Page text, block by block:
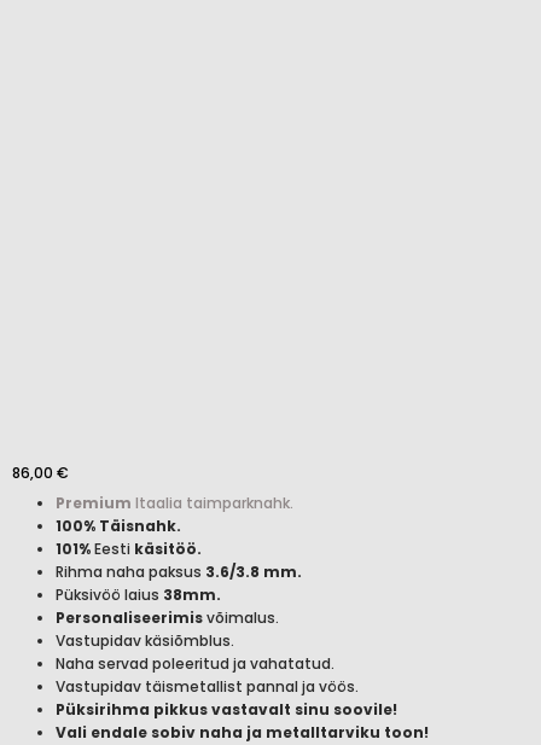
86,00 €
Premium Itaalia taimparknahk.
100% Täisnahk.
101%Eesti käsitöö.
Rihma naha paksus 3.6/3.8 mm.
Püksivöö laius 38mm.
Personaliseerimisvõimalus.
Vastupidav käsiõmblus.
Naha servad poleeritud ja vahatatud.
Vastupidav täismetallist pannal ja vöös.
Püksirihma pikkus vastavalt sinu soovile!
Vali endale sobiv naha ja metalltarviku toon!